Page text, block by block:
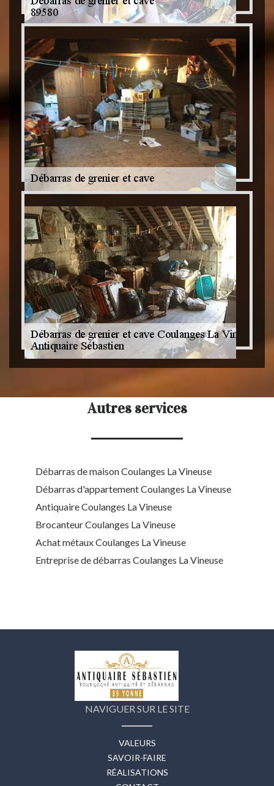
Autres services
Débarras de maison Coulanges La Vineuse
Débarras d'appartement Coulanges La Vineuse
Antiquaire Coulanges La Vineuse
Brocanteur Coulanges La Vineuse
Achat métaux Coulanges La Vineuse
Entreprise de débarras Coulanges La Vineuse
NAVIGUER SUR LE SITE
VALEURS
SAVOIR-FAIRE
RÉALISATIONS